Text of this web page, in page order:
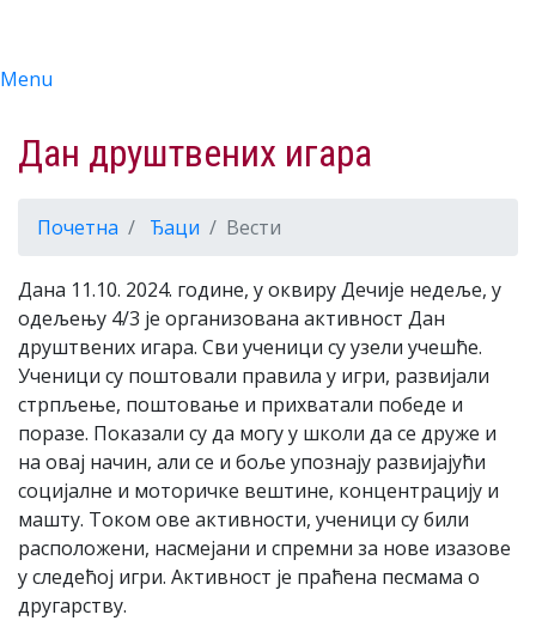
Menu
Дан друштвених игара
Почетна Ђаци Вести
Дана 11.10. 2024. године, у оквиру Дечије недеље, у
одељењу 4/3 је организована активност Дан
друштвених игара. Сви ученици су узели учешће.
Ученици су поштовали правила у игри, развијали
стрпљење, поштовање и прихватали победе и
поразе. Показали су да могу у школи да се друже и
на овај начин, али се и боље упознају развијајући
социјалне и моторичке вештине, концентрацију и
машту. Током ове активности, ученици су били
расположени, насмејани и спремни за нове изазове
у следећој игри. Активност је праћена песмама о
другарству.